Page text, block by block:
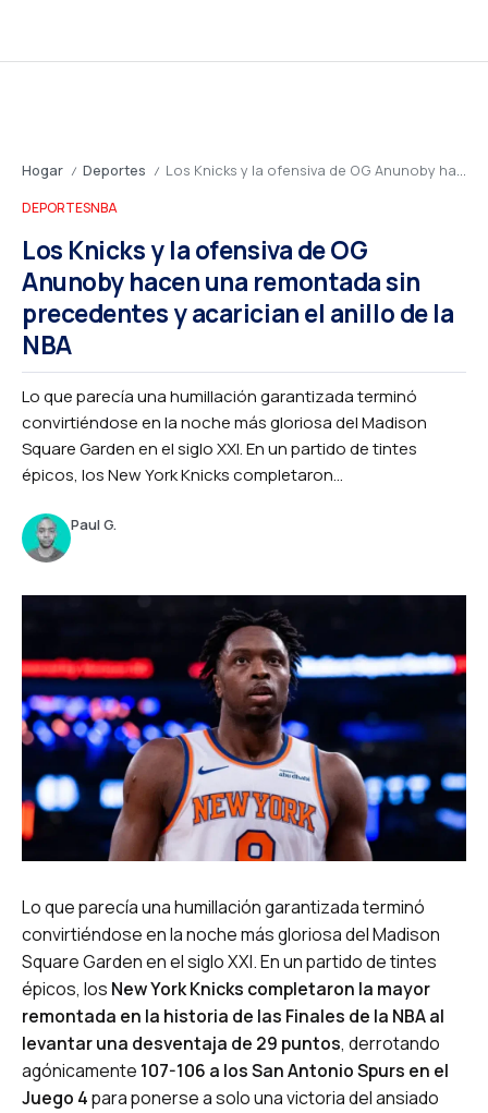
Hogar / Deportes / Los Knicks y la ofensiva de OG Anunoby hacen una remontada sin precedentes y acarician el anillo de la NBA
DEPORTESNBA
Los Knicks y la ofensiva de OG
Anunoby hacen una remontada sin
precedentes y acarician el anillo de la
NBA
Lo que parecía una humillación garantizada terminó
convirtiéndose en la noche más gloriosa del Madison
Square Garden en el siglo XXI. En un partido de tintes
épicos, los New York Knicks completaron...
Paul G.
Lo que parecía una humillación garantizada terminó
convirtiéndose en la noche más gloriosa del Madison
Square Garden en el siglo XXI. En un partido de tintes
épicos, los New York Knicks completaron la mayor
remontada en la historia de las Finales de la NBA al
levantar una desventaja de 29 puntos, derrotando
agónicamente 107-106 a los San Antonio Spurs en el
Juego 4para ponerse a solo una victoria del ansiado